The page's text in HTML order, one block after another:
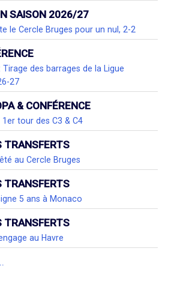
SAISON 2026/27
le Cercle Bruges pour un nul, 2-2
des barrages de la Ligue
27
& CONFÉRENCE
1er tour des C3 & C4
TRANSFERTS
au Cercle Bruges
TRANSFERTS
5 ans à Monaco
TRANSFERTS
au Havre